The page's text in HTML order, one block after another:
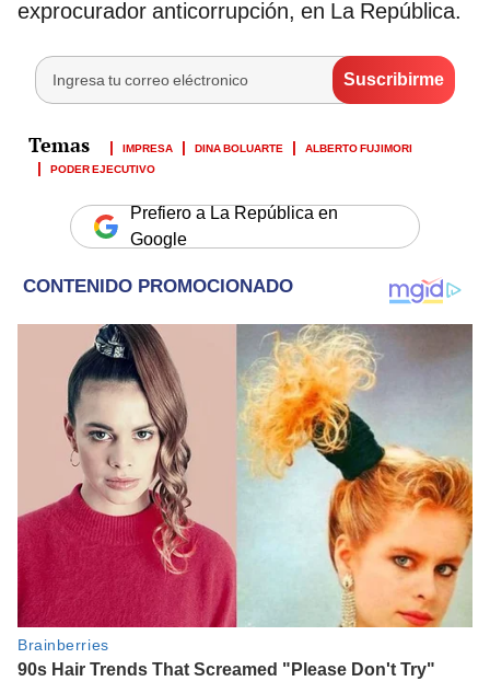
exprocurador anticorrupción, en La República.
IMPRESA DINA BOLUARTE
ALBERTO FUJIMORI
PODER EJECUTIVO
Prefiero a La República en
Google